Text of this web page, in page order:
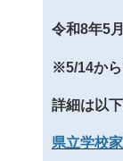
令和8年5
※5/14から
詳細は以
県立学校